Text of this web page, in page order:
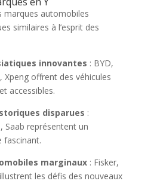
marques automobiles
similaires à l’esprit des
innovantes : BYD,
Xpeng offrent des véhicules
accessibles.
disparues :
Saab représentent un
fascinant.
marginaux: Fisker,
les défis des nouveaux